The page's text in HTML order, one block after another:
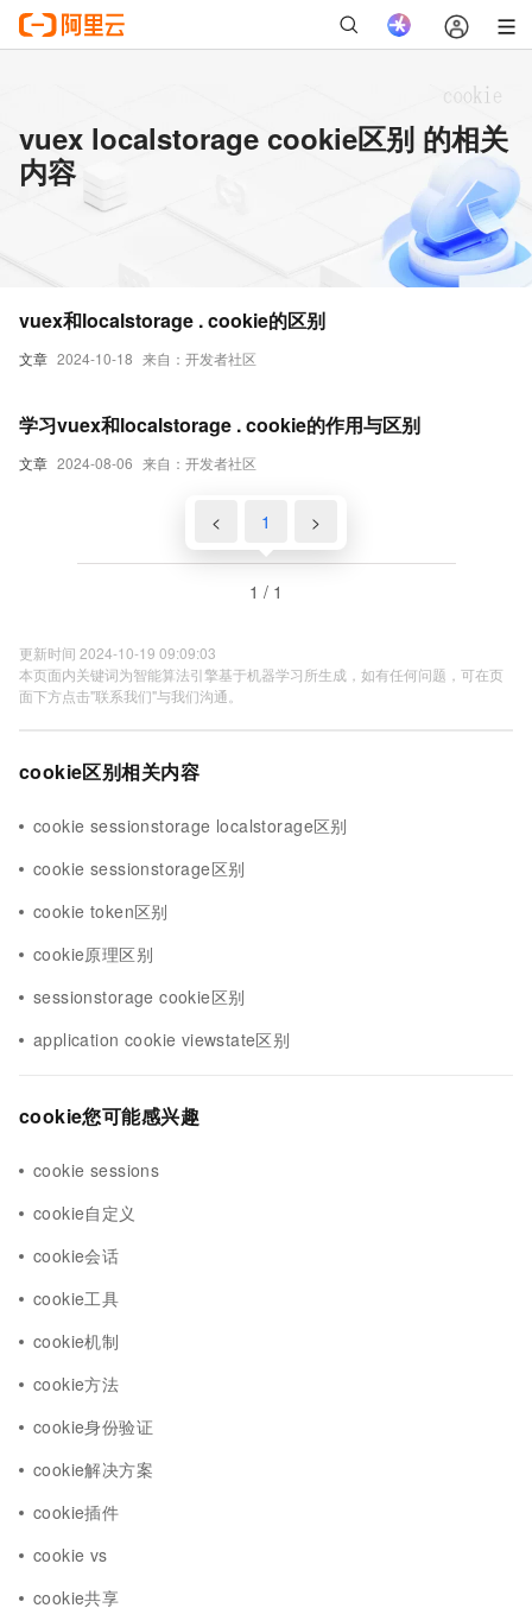
vuex localstorage cookie区别 的相关
内容
文章 2024-10-18 来自：开发者社区
vuex和localstorage . cookie的区别
文章 2024-08-06 来自：开发者社区
学习vuex和localstorage . cookie的作用与区别
< 1 >
1 / 1
更新时间 2024-10-19 09:09:03
本页面内关键词为智能算法引擎基于机器学习所生成，如有任何问题，可在页
面下方点击"联系我们"与我们沟通。
cookie区别相关内容
cookie sessionstorage localstorage区别
cookie sessionstorage区别
cookie token区别
cookie原理区别
sessionstorage cookie区别
application cookie viewstate区别
cookie您可能感兴趣
cookie sessions
cookie自定义
cookie会话
cookie工具
cookie机制
cookie方法
cookie身份验证
cookie解决方案
cookie插件
cookie vs
cookie共享